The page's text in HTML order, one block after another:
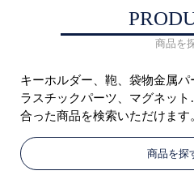
商品を
キーホルダー、鞄、袋物金属
ラスチックパーツ、マグネッ
合った商品を検索いただけます
商品を探